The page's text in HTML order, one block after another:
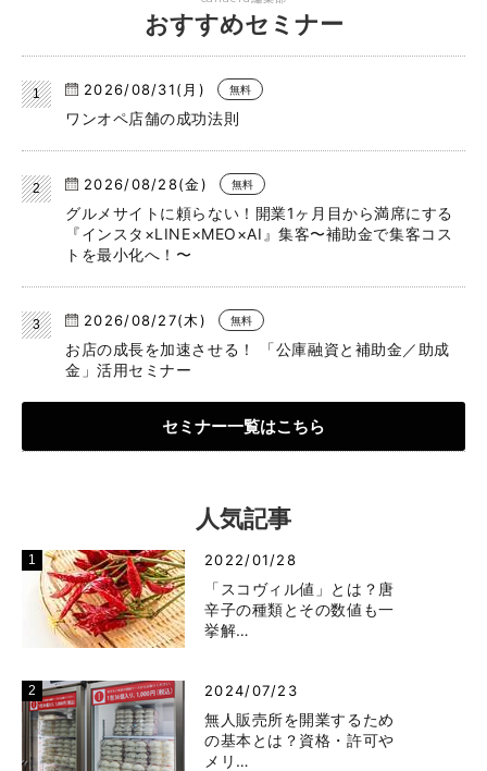
おすすめセミナー
2026/08/31(月) 無料
ワンオペ店舗の成功法則
2026/08/28(金) 無料
グルメサイトに頼らない！開業1ヶ月目から満席にする
『インスタ×LINE×MEO×AI』集客〜補助金で集客コス
トを最小化へ！〜
2026/08/27(木) 無料
お店の成長を加速させる！ 「公庫融資と補助金／助成
金」活用セミナー
セミナー一覧はこちら
人気記事
2022/01/28
「スコヴィル値」とは？唐
辛子の種類とその数値も一
挙解…
2024/07/23
無人販売所を開業するため
の基本とは？資格・許可や
メリ…